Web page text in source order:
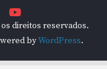
os direitos reservados.
byWordPress.